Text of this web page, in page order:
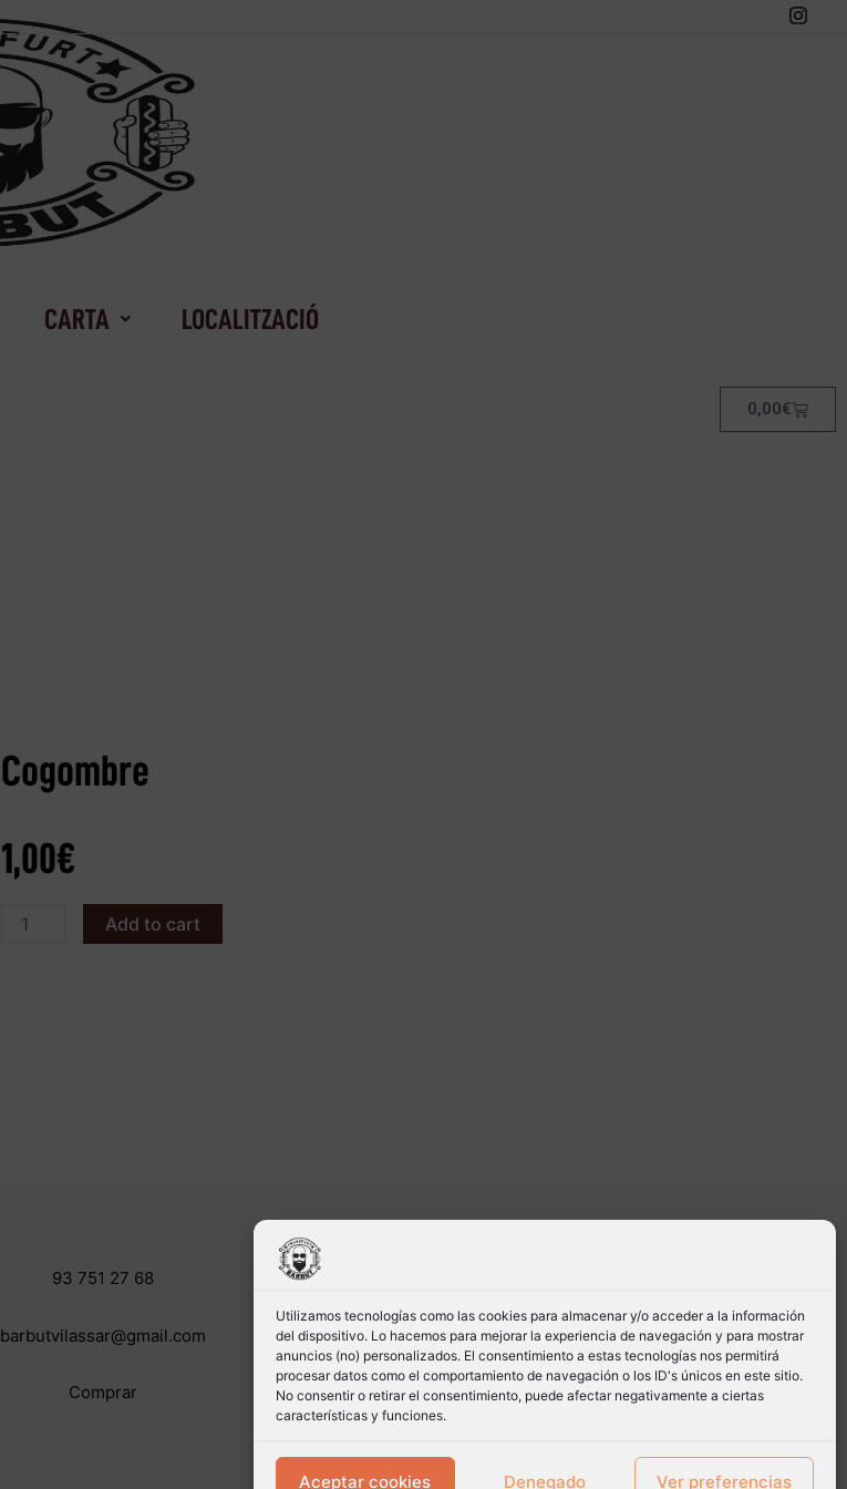
Utilizamos tecnologías como las cookies para almacenar y/o acceder a la información
del dispositivo. Lo hacemos para mejorar la experiencia de navegación y para mostrar
anuncios (no) personalizados. El consentimiento a estas tecnologías nos permitirá
procesar datos como el comportamiento de navegación o los ID's únicos en este sitio.
No consentir o retirar el consentimiento, puede afectar negativamente a ciertas
características y funciones.
Aceptar cookies Denegado Ver preferencias
CARTA LOCALITZACIÓ
0,00€
Cogombre
1,00€
Add to cart
93 751 27 68
barbutvilassar@gmail.com
Comprar